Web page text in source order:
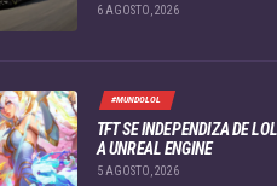
6 AGOSTO, 2026
#MUNDOLOL
TFT SE INDEPENDIZA DE
A UNREAL ENGINE
5 AGOSTO, 2026